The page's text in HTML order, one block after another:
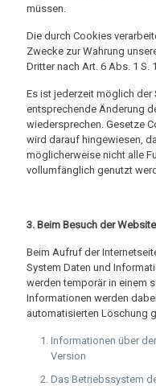
müssen.
Die durch Cookies
Zwecke zur Wahrung
Dritter nach Art. 6 Abs. 1 S.
Es ist jederzeit möglich der
entsprechende Änderung
wiedersprechen. Gesetze
wird darauf hingewiesen,
möglicherweise nicht alle
vollumfänglich genutzt
3. Beim Besuch der Website
Beim Aufruf der
System Daten und
werden temporär in einem
Informationen werden
automatisierten Löschung
Informationen über
Version
Das Betriebssystem